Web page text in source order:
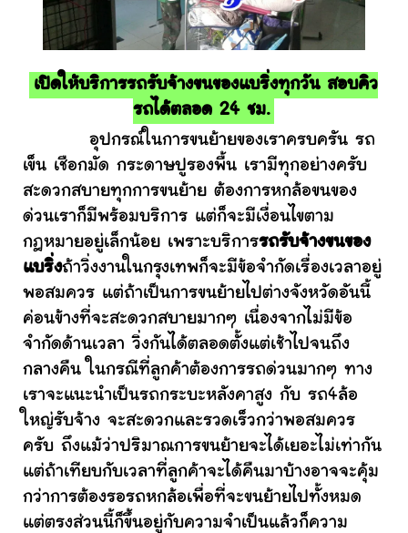
เปิดให้บริการรถรับจ้างขนของแบริ่งทุกวัน สอบคิว
รถได้ตลอด 24 ชม.
อุปกรณ์ในการขนย้ายของเราครบครัน รถ
เข็น เชือกมัด กระดาษปูรองพื้น เรามีทุกอย่างครับ
สะดวกสบายทุกการขนย้าย ต้องการหกล้อขนของ
ด่วนเราก็มีพร้อมบริการ แต่ก็จะมีเงื่อนไขตาม
กฎหมายอยู่เล็กน้อย เพราะบริการรถรับจ้างขนของ
แบริ่งถ้าวิ่งงานในกรุงเทพก็จะมีข้อจำกัดเรื่องเวลาอยู่
พอสมควร แต่ถ้าเป็นการขนย้ายไปต่างจังหวัดอันนี้
ค่อนข้างที่จะสะดวกสบายมากๆ เนื่องจากไม่มีข้อ
จำกัดด้านเวลา วิ่งกันได้ตลอดตั้งแต่เช้าไปจนถึง
กลางคืน ในกรณีที่ลูกค้าต้องการรถด่วนมากๆ ทาง
เราจะแนะนำเป็นรถกระบะหลังคาสูง กับ รถ4ล้อ
ใหญ่รับจ้าง จะสะดวกและรวดเร็วกว่าพอสมควร
ครับ ถึงแม้ว่าปริมาณการขนย้ายจะได้เยอะไม่เท่ากัน
แต่ถ้าเทียบกับเวลาที่ลูกค้าจะได้คืนมาบ้างอาจจะคุ้ม
กว่าการต้องรอรถหกล้อเพื่อที่จะขนย้ายไปทั้งหมด
แต่ตรงส่วนนี้ก็ขึ้นอยู่กับความจำเป็นแล้วก็ความ